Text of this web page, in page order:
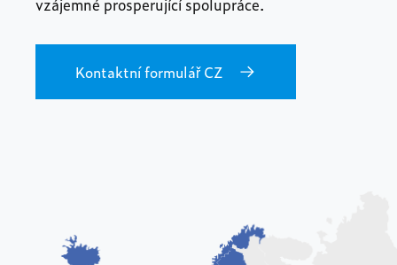
vzájemné prosperující spolupráce.
Kontaktní formulář CZ